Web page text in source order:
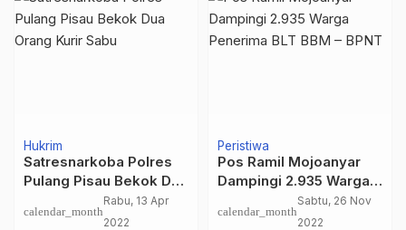
Hukrim
Satresnarkoba Polres
Pulang Pisau Bekok Dua
Orang Kurir Sabu
calendar_month
Rabu, 13 Apr
2022
Peristiwa
Pos Ramil Mojoanyar
Dampingi 2.935 Warga
Penerima BLT BBM –
BPNT
calendar_month
Sabtu, 26 Nov
2022